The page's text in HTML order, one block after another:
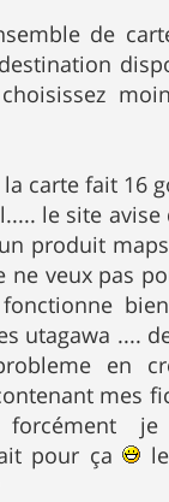
de
carte fait 16
le site
produit
ne veux pas
utagawa ....
en
mes
je
pour ça